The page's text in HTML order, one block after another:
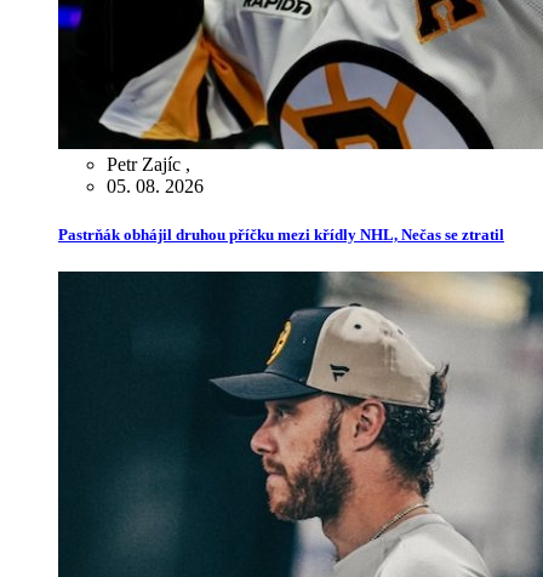
Petr Zajíc ,
05. 08. 2026
Pastrňák obhájil druhou příčku mezi křídly NHL, Nečas se ztratil